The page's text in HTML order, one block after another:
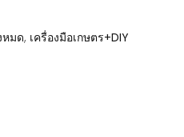
หมด, เครื่องมือเกษตร+DIY